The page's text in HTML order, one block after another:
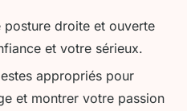
posture droite et ouverte
et votre sérieux.
appropriés pour
et montrer votre passion